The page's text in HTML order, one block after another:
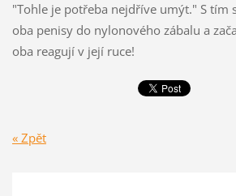
"Tohle je potřeba nejdříve umýt." S tím
oba penisy do nylonového zábalu a
oba reagují v její ruce!
« Zpět